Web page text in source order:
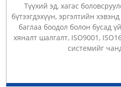
Түүхий эд, хагас
бүтээгдэхүүн, эргэлтийн
баглаа боодол болон бусад
хяналт шалгалт, ISO9001,
системийг